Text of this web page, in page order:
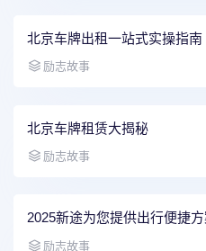
北京车牌出租一站式实操指南
励志故事
北京车牌租赁大揭秘
励志故事
2025新途为您提供出行便捷
励志故事